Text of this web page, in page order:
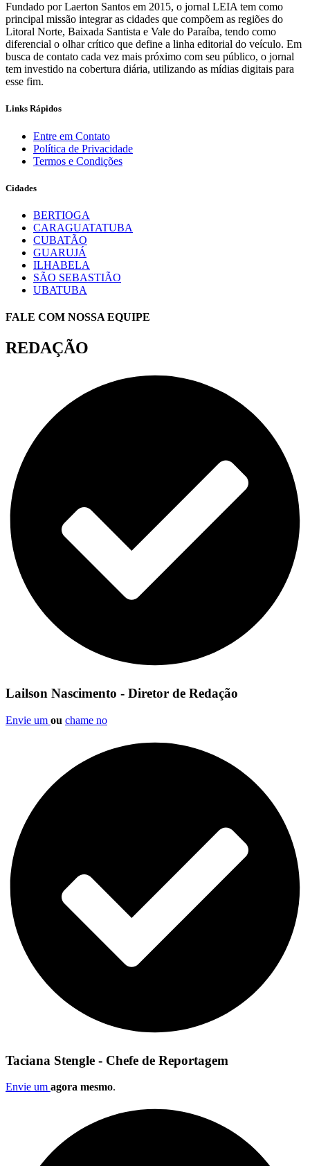
Fundado por Laerton Santos em 2015, o jornal LEIA tem como
principal missão integrar as cidades que compõem as regiões do
Litoral Norte, Baixada Santista e Vale do Paraíba, tendo como
diferencial o olhar crítico que define a linha editorial do veículo. Em
busca de contato cada vez mais próximo com seu público, o jornal
tem investido na cobertura diária, utilizando as mídias digitais para
esse fim.
Links Rápidos
Entre em Contato
Política de Privacidade
Termos e Condições
Cidades
BERTIOGA
CARAGUATATUBA
CUBATÃO
GUARUJÁ
ILHABELA
SÃO SEBASTIÃO
UBATUBA
FALE COM NOSSA EQUIPE
REDAÇÃO
Lailson Nascimento - Diretor de Redação
Envie um ou chame no
Taciana Stengle - Chefe de Reportagem
Envie um agora mesmo.